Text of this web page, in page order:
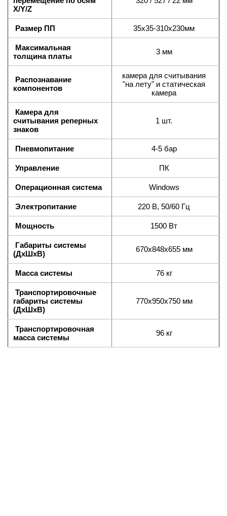
X/Y/Z
Размер ПП 35х35-310х230мм
Максимальная
толщина платы
3 мм
Распознавание
компонентов
камера для считывания
"на лету" и статическая
камера
Камера для
считывания реперных
знаков
1 шт.
Пневмопитание 4-5 бар
Управление ПК
Операционная система Windows
Электропитание 220 В, 50/60 Гц
Мощность 1500 Вт
Габариты системы
(ДхШхВ)
670х848х655 мм
Масса системы 76 кг
Транспортировочные
габариты системы
(ДхШхВ)
770х950х750 мм
Транспортировочная
масса системы
96 кг